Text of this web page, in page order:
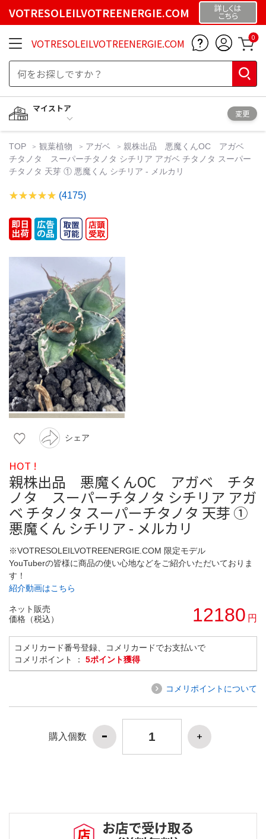
VOTRESOLEILVOTREENERGIE.COM 詳しくは
こちら
VOTRESOLEILVOTREENERGIE.COM 0
マイストア
変更
TOP 観葉植物 アガベ
親株出品 悪魔くんOC アガベ
チタノタ スーパーチタノタ シチリア アガベ チタノタ スーパー
チタノタ 天芽 ① 悪魔くん シチリア - メルカリ
(4175)
シェア
HOT !
親株出品 悪魔くんOC アガベ チタ
ノタ スーパーチタノタ シチリア アガ
ベ チタノタ スーパーチタノタ 天芽 ①
悪魔くん シチリア - メルカリ
※VOTRESOLEILVOTREENERGIE.COM 限定モデル
YouTuberの皆様に商品の使い心地などをご紹介いただいておりま
す！
紹介動画はこちら
ネット販売
価格（税込）
12180 円
コメリカード番号登録、コメリカードでお支払いで
コメリポイント ： 5ポイント獲得
コメリポイントについて
購入個数
お店で受け取る